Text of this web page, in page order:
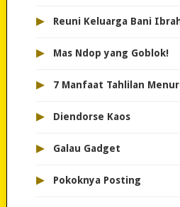
▸ Reuni Keluarga Bani
▸ Mas Ndop yang Goblok!
▸ 7 Manfaat Tahlilan
▸ Diendorse Kaos
▸ Galau Gadget
▸ Pokoknya Posting